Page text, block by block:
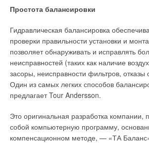
Простота балансировки
Гидравлическая балансировка
проверки правильности установки и
позволяет обнаруживать и исправлять
неисправностей (таких как наличие
засоры, неисправности фильтров, отказы
Один из самых легких способов
предлагает Tour Andersson.
Это оригинальная разработка компании,
собой компьютерную программу,
компенсационном методе, — «ТА
В этой теме еще нет комментариев
Добавить комментарий
Ваше имя *
Ваш E-mail *
Текст комментария